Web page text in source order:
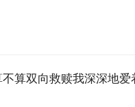
不算双向救赎我深深地爱